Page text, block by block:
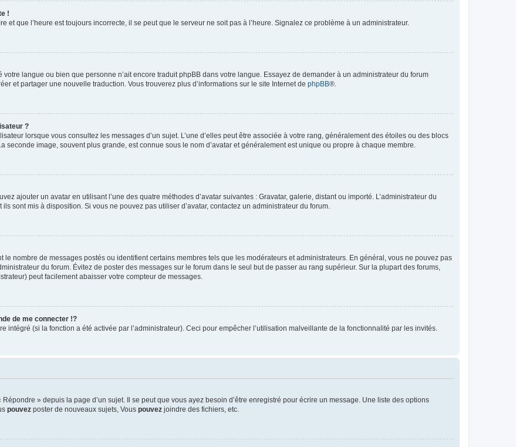
!
et que l’heure est toujours incorrecte, il se peut que le serveur ne soit pas à l’heure. Signalez ce problème à un administrateur.
votre langue ou bien que personne n’ait encore traduit phpBB dans votre langue. Essayez de demander à un administrateur du forum
et partager une nouvelle traduction. Vous trouverez plus d’informations sur le site Internet de phpBB®.
?
lorsque vous consultez les messages d’un sujet. L’une d’elles peut être associée à votre rang, généralement des étoiles ou des blocs
seconde image, souvent plus grande, est connue sous le nom d’avatar et généralement est unique ou propre à chaque membre.
ajouter un avatar en utilisant l’une des quatre méthodes d’avatar suivantes : Gravatar, galerie, distant ou importé. L’administrateur du
sont mis à disposition. Si vous ne pouvez pas utiliser d’avatar, contactez un administrateur du forum.
le nombre de messages postés ou identifient certains membres tels que les modérateurs et administrateurs. En général, vous ne pouvez pas
du forum. Évitez de poster des messages sur le forum dans le seul but de passer au rang supérieur. Sur la plupart des forums,
peut facilement abaisser votre compteur de messages.
de me connecter !?
intégré (si la fonction a été activée par l’administrateur). Ceci pour empêcher l’utilisation malveillante de la fonctionnalité par les invités.
» depuis la page d’un sujet. Il se peut que vous ayez besoin d’être enregistré pour écrire un message. Une liste des options
pouvez poster de nouveaux sujets, Vous pouvez joindre des fichiers, etc.